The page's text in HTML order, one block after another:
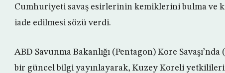
Cumhuriyeti savaş esirlerinin kemiklerini bulma ve
iade edilmesi sözü verdi.
ABD Savunma Bakanlığı (Pentagon) Kore
bir güncel bilgi yayınlayarak, Kuzey Koreli